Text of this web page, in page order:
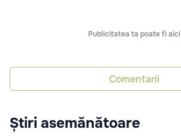
Publicitatea ta poate fi aici
Comentarii
Știri asemănătoare